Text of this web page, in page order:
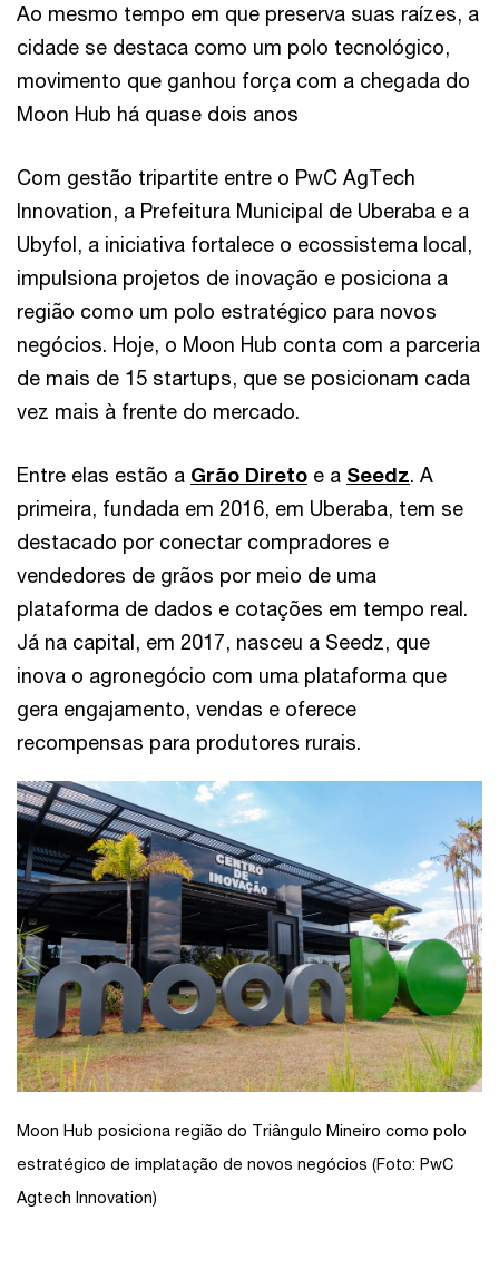
Ao mesmo tempo em que preserva suas raízes, a
cidade se destaca como um polo tecnológico,
movimento que ganhou força com a chegada do
Moon Hub há quase dois anos
Com gestão tripartite entre o PwC AgTech
Innovation, a Prefeitura Municipal de Uberaba e a
Ubyfol, a iniciativa fortalece o ecossistema local,
impulsiona projetos de inovação e posiciona a
região como um polo estratégico para novos
negócios. Hoje, o Moon Hub conta com a parceria
de mais de 15 startups, que se posicionam cada
vez mais à frente do mercado.
Entre elas estão a Grão Direto e a Seedz. A
primeira, fundada em 2016, em Uberaba, tem se
destacado por conectar compradores e
vendedores de grãos por meio de uma
plataforma de dados e cotações em tempo real.
Já na capital, em 2017, nasceu a Seedz, que
inova o agronegócio com uma plataforma que
gera engajamento, vendas e oferece
recompensas para produtores rurais.
Moon Hub posiciona região do Triângulo Mineiro como polo
estratégico de implatação de novos negócios (Foto: PwC
Agtech Innovation)